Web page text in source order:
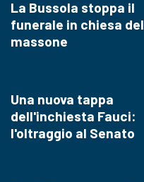
La Bussola stoppa il
funerale in chiesa del
massone
Una nuova tappa
dell'inchiesta Fauci:
l'oltraggio al Senato